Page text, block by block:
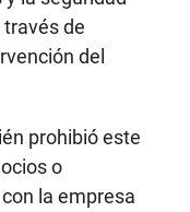
de
del
prohibió este
o
la empresa